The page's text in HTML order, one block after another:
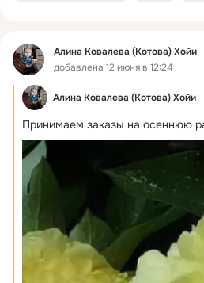
Алина Ковалева (Котова) Хойи
добавлена 12 июня в 12:24
Алина Ковалева (Котова) Хойи
Принимаем заказы на осеннюю